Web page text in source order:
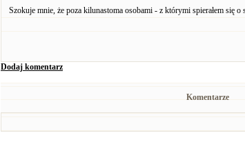
Szokuje mnie, że poza kilunastoma osobami - z którymi spierałem się
Dodaj komentarz
Komentarze